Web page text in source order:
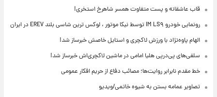
قاب عاشقانه و پست متفاوت همسر شاهرخ استخری!
رونمایی خودرو IM LS۹ توسط نیکا موتور ، لوکس ترین شاسی بلند EREV در ایران
الهام پاوه‌نژاد با ورزش لاکچری و استایل خاصش خبرساز شد!
سلفی‌های پی‌درپی هلیا امامی در ماشین لاکچری‌اش خبرساز شد!
خط مقدم نابرابر روایت‌ها؛ مصائب دفاع از حریم افکار عمومی
تصاویر عمامه بستن به شیوه خاتمی/ویدیو